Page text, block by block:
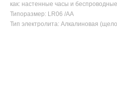
как: настенные часы и
Типоразмер: LR06 /AA
Тип электролита: Алкалиновая